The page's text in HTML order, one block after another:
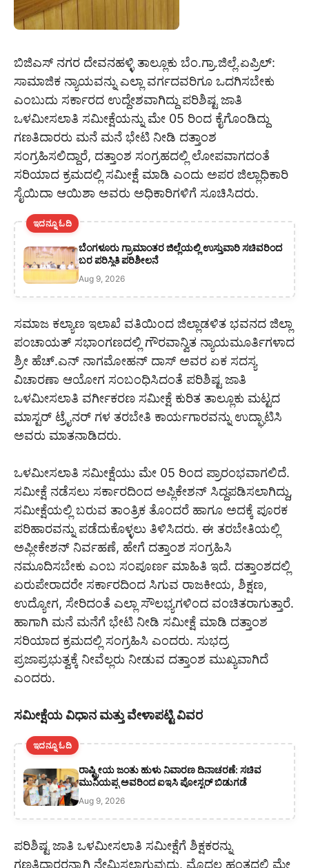
ಬಿಜಿಎಸ್ ನಗರ ದೇವನಹಳ್ಳಿ ತಾಲ್ಲೂಕು ಬೆಂ.ಗ್ರಾ.ಜಿಲ್ಲೆ.ಏಪ್ರಿಲ್:
ಸಾಮಾಜಿಕ ನ್ಯಾಯವನ್ನು ಎಲ್ಲಾ ವರ್ಗದವರಿಗೂ ಒದಗಿಸಬೇಕು
ಎಂಬುದು ಸರ್ಕಾರದ ಉದ್ದೇಶವಾಗಿದ್ದು ಪರಿಶಿಷ್ಟ ಜಾತಿ
ಒಳಮೀಸಲಾತಿ ಸಮೀಕ್ಷೆಯನ್ನು ಮೇ 05 ರಿಂದ ಕೈಗೊಂಡಿದ್ದು
ಗಣತಿದಾರರು ಮನೆ ಮನೆ ಭೇಟಿ ನೀಡಿ ದತ್ತಾಂಶ
ಸಂಗ್ರಹಿಸಲಿದ್ದಾರೆ, ದತ್ತಾಂಶ ಸಂಗ್ರಹದಲ್ಲಿ ಲೋಪವಾಗದಂತೆ
ಸರಿಯಾದ ಕ್ರಮದಲ್ಲಿ ಸಮೀಕ್ಷೆ ಮಾಡಿ ಎಂದು ಅಪರ ಜಿಲ್ಲಾಧಿಕಾರಿ
ಸೈಯಿದಾ ಆಯಿಶಾ ಅವರು ಅಧಿಕಾರಿಗಳಿಗೆ ಸೂಚಿಸಿದರು.
ಇದನ್ನೂ ಓದಿ
ಬೆಂಗಳೂರು ಗ್ರಾಮಾಂತರ ಜಿಲ್ಲೆಯಲ್ಲಿ ಉಸ್ತುವಾರಿ ಸಚಿವರಿಂದ
ಬರ ಪರಿಸ್ಥಿತಿ ಪರಿಶೀಲನೆ
Aug 9, 2026
ಸಮಾಜ ಕಲ್ಯಾಣ ಇಲಾಖೆ ವತಿಯಿಂದ ಜಿಲ್ಲಾಡಳಿತ ಭವನದ ಜಿಲ್ಲಾ
ಪಂಚಾಯತ್ ಸಭಾಂಗಣದಲ್ಲಿ ಗೌರವಾನ್ವಿತ ನ್ಯಾಯಮೂರ್ತಿಗಳಾದ
ಶ್ರೀ ಹೆಚ್.ಎನ್ ನಾಗಮೋಹನ್ ದಾಸ್ ಅವರ ಏಕ ಸದಸ್ಯ
ವಿಚಾರಣಾ ಆಯೋಗ ಸಂಬಂಧಿಸಿದಂತೆ ಪರಿಶಿಷ್ಟ ಜಾತಿ
ಒಳಮೀಸಲಾತಿ ವರ್ಗೀಕರಣ ಸಮೀಕ್ಷೆ ಕುರಿತ ತಾಲ್ಲೂಕು ಮಟ್ಟದ
ಮಾಸ್ಟರ್ ಟ್ರೈನರ್ ಗಳ ತರಬೇತಿ ಕಾರ್ಯಗಾರವನ್ನು ಉದ್ಘಾಟಿಸಿ
ಅವರು ಮಾತನಾಡಿದರು.
ಒಳಮೀಸಲಾತಿ ಸಮೀಕ್ಷೆಯು ಮೇ 05 ರಿಂದ ಪ್ರಾರಂಭವಾಗಲಿದೆ.
ಸಮೀಕ್ಷೆ ನಡೆಸಲು ಸರ್ಕಾರದಿಂದ ಅಪ್ಲಿಕೇಶನ್ ಸಿದ್ದಪಡಿಸಲಾಗಿದ್ದು,
ಸಮೀಕ್ಷೆಯಲ್ಲಿ ಬರುವ ತಾಂತ್ರಿಕ ತೊಂದರೆ ಹಾಗೂ ಅದಕ್ಕೆ ಪೂರಕ
ಪರಿಹಾರವನ್ನು ಪಡೆದುಕೊಳ್ಳಲು ತಿಳಿಸಿದರು. ಈ ತರಬೇತಿಯಲ್ಲಿ
ಅಪ್ಲೀಕೇಶನ್ ನಿರ್ವಹಣೆ, ಹೇಗೆ ದತ್ತಾಂಶ ಸಂಗ್ರಹಿಸಿ
ನಮೂದಿಸಬೇಕು ಎಂಬ ಸಂಪೂರ್ಣ ಮಾಹಿತಿ ಇದೆ. ದತ್ತಾಂಶದಲ್ಲಿ
ಏರುಪೇರಾದರೇ ಸರ್ಕಾರದಿಂದ ಸಿಗುವ ರಾಜಕೀಯ, ಶಿಕ್ಷಣ,
ಉದ್ಯೋಗ, ಸೇರಿದಂತೆ ಎಲ್ಲಾ ಸೌಲಭ್ಯಗಳಿಂದ ವಂಚಿತರಾಗುತ್ತಾರೆ.
ಹಾಗಾಗಿ ಮನೆ ಮನೆಗೆ ಭೇಟಿ ನೀಡಿ ಸಮೀಕ್ಷೆ ಮಾಡಿ ದತ್ತಾಂಶ
ಸರಿಯಾದ ಕ್ರಮದಲ್ಲಿ ಸಂಗ್ರಹಿಸಿ ಎಂದರು. ಸುಭದ್ರ
ಪ್ರಜಾಪ್ರಭುತ್ವಕ್ಕೆ ನೀವೆಲ್ಲರು ನೀಡುವ ದತ್ತಾಂಶ ಮುಖ್ಯವಾಗಿದೆ
ಎಂದರು.
ಸಮೀಕ್ಷೆಯ ವಿಧಾನ ಮತ್ತು ವೇಳಾಪಟ್ಟಿ ವಿವರ
ಇದನ್ನೂ ಓದಿ
ರಾಷ್ಟ್ರೀಯ ಜಂತು ಹುಳು ನಿವಾರಣ ದಿನಾಚರಣೆ: ಸಚಿವ
ಮುನಿಯಪ್ಪ ಅವರಿಂದ ಐಇಸಿ ಪೋಸ್ಟರ್ ಬಿಡುಗಡೆ
Aug 9, 2026
ಪರಿಶಿಷ್ಟ ಜಾತಿ ಒಳಮೀಸಲಾತಿ ಸಮೀಕ್ಷೆಗೆ ಶಿಕ್ಷಕರನ್ನು
ಗಣತಿದಾರರನ್ನಾಗಿ ನೇಮಿಸಲಾಗುವುದು. ಮೊದಲ ಹಂತದಲ್ಲಿ ಮೇ